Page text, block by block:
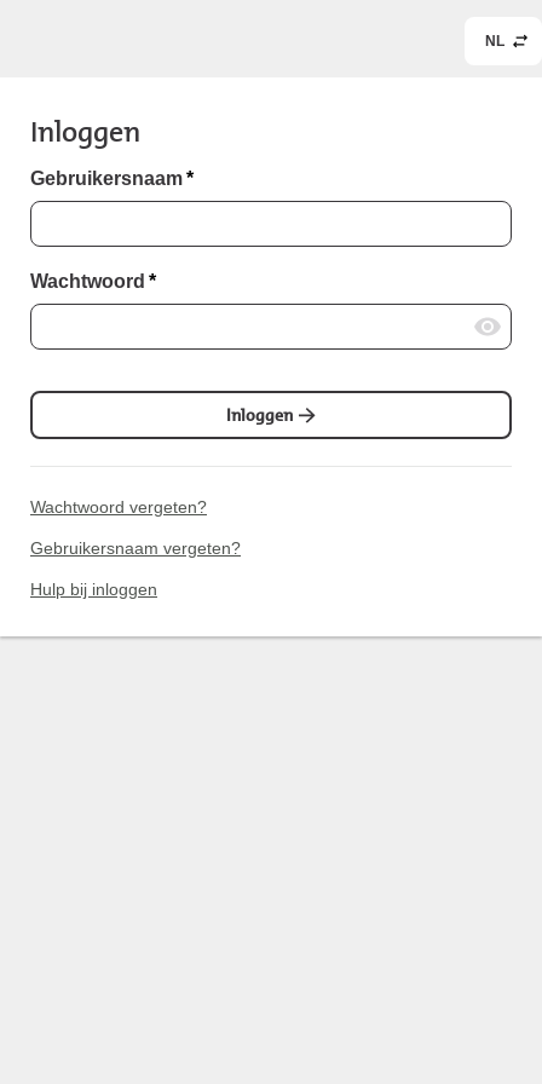
NL
Inloggen
Gebruikersnaam*
Wachtwoord *
Inloggen
Wachtwoord vergeten?
Gebruikersnaam vergeten?
Hulp bij inloggen